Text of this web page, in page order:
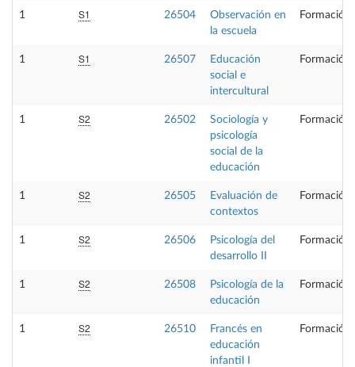
1 S1 26504
Observación en
la escuela
Formación
1 S1 26507
Educación
social e
intercultural
Formación
1 S2 26502
Sociología y
psicología
social de la
educación
Formación
1 S2 26505
Evaluación de
contextos
Formación
1 S2 26506
Psicología del
desarrollo II
Formación
1 S2 26508
Psicología de la
educación
Formación
1 S2 26510
Francés en
educación
infantil I
Formación